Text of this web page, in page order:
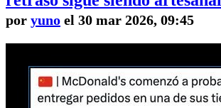
por yuno el 30 mar 2026, 09:45